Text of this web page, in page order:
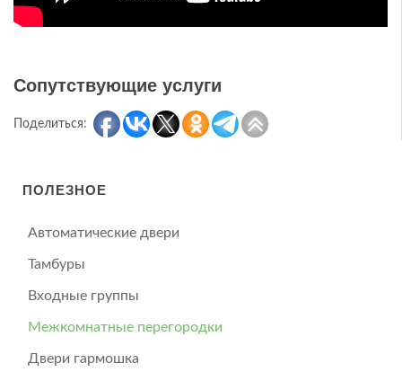
Сопутствующие услуги
Поделиться:
ПОЛЕЗНОЕ
Автоматические двери
Тамбуры
Входные группы
Межкомнатные перегородки
Двери гармошка